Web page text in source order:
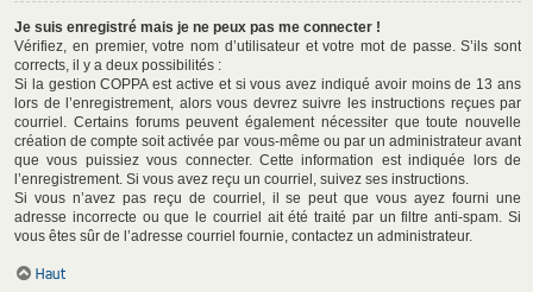
Je suis enregistré mais je ne peux pas me connecter !
Vérifiez, en premier, votre nom d’utilisateur et votre mot de passe. S’ils sont
corrects, il y a deux possibilités :
Si la gestion COPPA est active et si vous avez indiqué avoir moins de 13 ans
lors de l’enregistrement, alors vous devrez suivre les instructions reçues par
courriel. Certains forums peuvent également nécessiter que toute nouvelle
création de compte soit activée par vous-même ou par un administrateur avant
que vous puissiez vous connecter. Cette information est indiquée lors de
l’enregistrement. Si vous avez reçu un courriel, suivez ses instructions.
Si vous n’avez pas reçu de courriel, il se peut que vous ayez fourni une
adresse incorrecte ou que le courriel ait été traité par un filtre anti-spam. Si
vous êtes sûr de l’adresse courriel fournie, contactez un administrateur.
Haut